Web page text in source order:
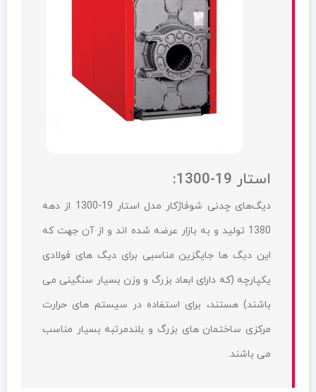
استار 19-1300:
دیگ‌های چدنی شوفاژکار مدل استار 19-1300 از دهه
1380 تولید و به بازار عرضه شده اند و از آن جهت که
این دیگ ها جایگزین مناسبی برای دیگ های فولادی
یکپارچه (که دارای ابعاد بزرگ و وزن بسیار سنگینی می
باشند) هستند، برای استفاده در سیستم های حرارت
مرکزی ساختمان های بزرگ و بلندمرتبه بسیار مناسب
می باشند.